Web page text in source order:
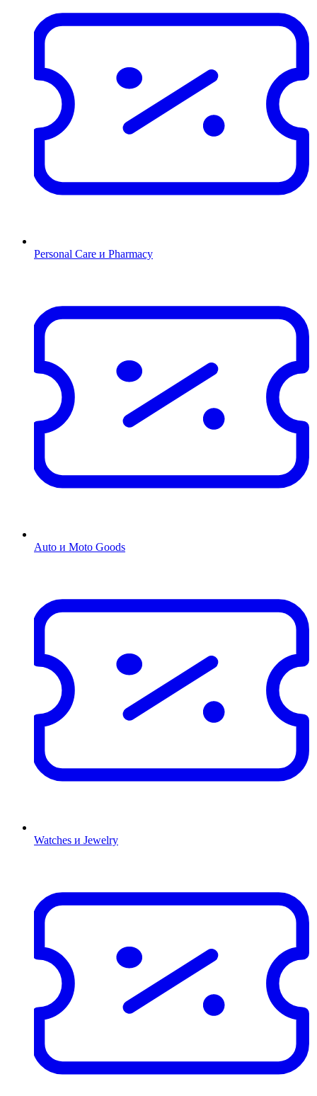
Personal Care и Pharmacy
Auto и Moto Goods
Watches и Jewelry